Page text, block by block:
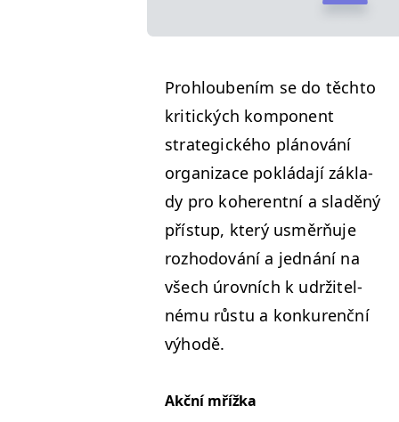
Prohloubením se do těch­to
kri­t­ick­ých kom­po­nent
strate­gick­ého plánování
orga­ni­zace pok­lá­da­jí zák­la­
dy pro koher­ent­ní a sladěný
příst­up, který usměrňu­je
rozhodování a jed­nání na
všech úrovních k udržitel­
né­mu růs­tu a konkurenční
výhodě.
Akční mříž­ka